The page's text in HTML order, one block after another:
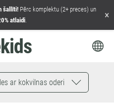
šallīti! Pērc komplektu (2+ preces) un
atlaidi. ×
ar kokvilnas oderi